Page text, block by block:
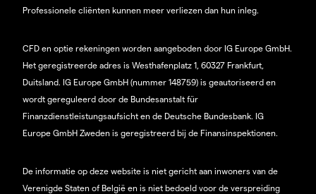
Professionele cliënten kunnen meer verliezen dan hun inleg.
CFD en optie rekeningen worden aangeboden door IG Europe GmbH.
Het geregistreerde adres is Westhafenplatz 1, 60327 Frankfurt,
Duitsland. IG Europe GmbH (nummer 148759) is geautoriseerd en
wordt gereguleerd door de Bundesanstalt für
Finanzdienstleistungsaufsicht en de Deutsche Bundesbank. IG
Europe GmbH Zweden is geregistreerd bij de Finansinspektionen.
De informatie op deze website is niet gericht aan inwoners van de
Verenigde Staten of België en is niet bedoeld voor de verspreiding